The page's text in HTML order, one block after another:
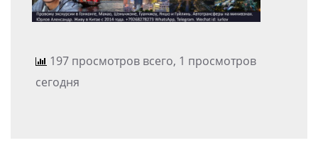
197 просмотров всего, 1 просмотров
сегодня